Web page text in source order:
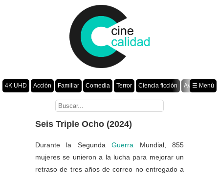
4K UHD Acción Familiar Comedia Terror Ciencia ficción
Aventura
Romance Fantasía Drama Animación Crimen
☰ Menú
Seis Triple Ocho (2024)
Durante la SegundaGuerra Mundial, 855
mujeres se unieron a la lucha para mejorar un
retraso de tres años de correo no entregado a